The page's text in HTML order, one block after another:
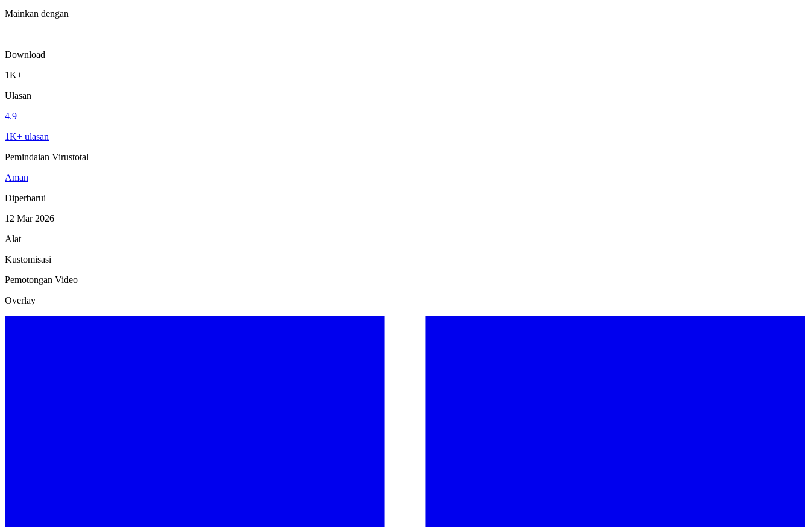
Mainkan dengan
Download
1K+
Ulasan
4.9
1K+ ulasan
Pemindaian Virustotal
Aman
Diperbarui
12 Mar 2026
Alat
Kustomisasi
Pemotongan Video
Overlay